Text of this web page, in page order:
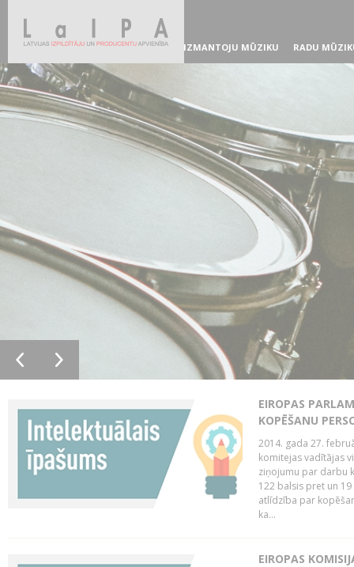
IZMANTOJU MŪZIKU RADU
EIROPAS
KOPĒŠANU
2014. gada 27.
komitejas vadītājas
ziņojumu par darbu
122 balsis pret un
atlīdzība par
ka...
EIROPAS